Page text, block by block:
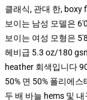
클래식, 관대 한, boxy
보이는 남성 모델은
보이는 여성 모형은
헤비급 5.3 oz/180
heather 회색입니다
50% 면 50% 폴리에스
두 배 바늘 hems 및